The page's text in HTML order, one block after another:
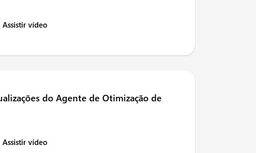
Assistir vídeo
do Agente de Otimização de
Assistir vídeo